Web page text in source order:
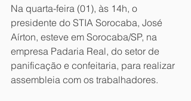
Na quarta-feira (01), às 14h, o
presidente do STIA Sorocaba, José
Aírton, esteve em Sorocaba/SP, na
empresa Padaria Real, do setor de
panificação e confeitaria, para realizar
assembleia com os trabalhadores.